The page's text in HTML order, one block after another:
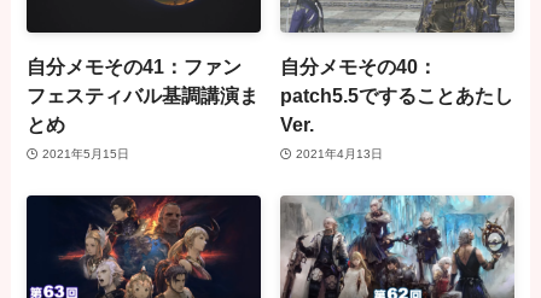
自分メモその41：ファン
フェスティバル基調講演ま
とめ
2021年5月15日
自分メモその40：
patch5.5ですることあたし
Ver.
2021年4月13日